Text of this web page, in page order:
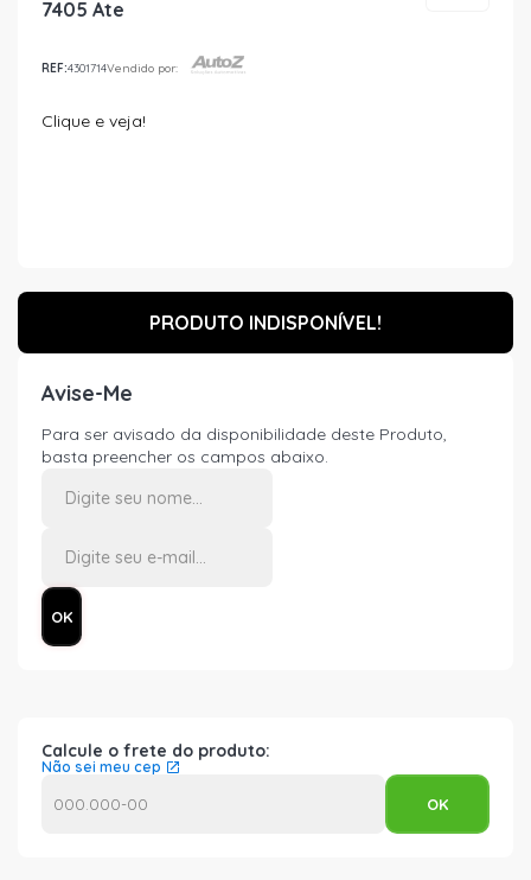
7405 Ate
REF:4301714Vendido por:
Clique e veja!
PRODUTO INDISPONÍVEL!
Avise-Me
Para ser avisado da disponibilidade deste Produto,
basta preencher os campos abaixo.
Calcule o frete do produto:
Não sei meu cep